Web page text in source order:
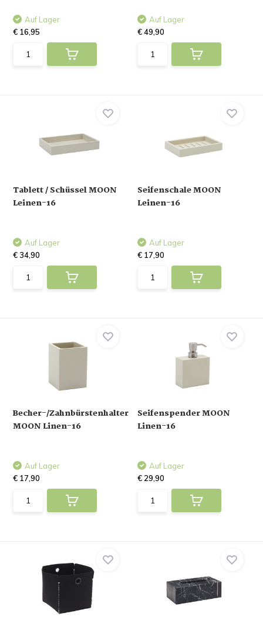
Auf Lager
€ 16,95
Auf Lager
€ 49,90
Tablett / Schüssel MOON
Leinen-16
Auf Lager
€ 34,90
Seifenschale MOON
Leinen-16
Auf Lager
€ 17,90
Becher-/Zahnbürstenhalter
MOON Linen-16
Auf Lager
€ 17,90
Seifenspender MOON
Linen-16
Auf Lager
€ 29,90